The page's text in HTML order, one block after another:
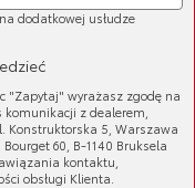
dodatkowej usłudze
"Zapytaj" wyrażasz zgodę na
z dealerem,
Konstruktorska 5, Warszawa
Bourget 60, B-1140 Bruksela
kontaktu,
obsługi Klienta.